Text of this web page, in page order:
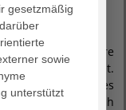
eine poststationäre
gestaltet.
welches
und durch
gesetzmäßig
sowie
unterstützt